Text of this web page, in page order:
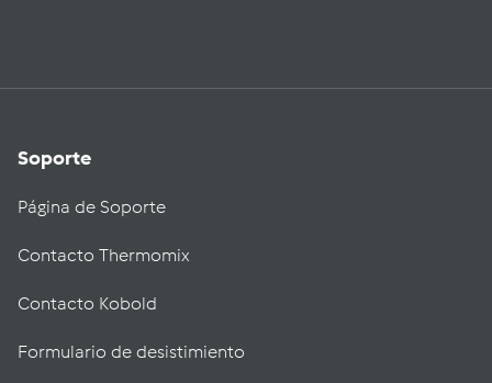
Soporte
Página de Soporte
Contacto Thermomix
Contacto Kobold
Formulario de desistimiento